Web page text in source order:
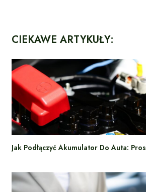
CIEKAWE ARTYKUŁY:
Jak Podłączyć Akumulator Do Auta: